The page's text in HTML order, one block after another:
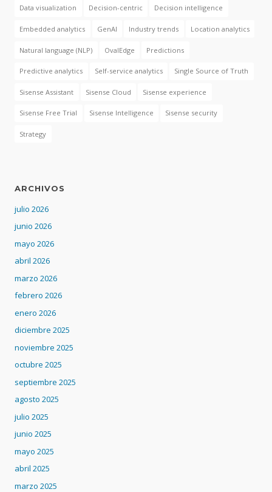
Data visualization Decision-centric Decision intelligence
Embedded analytics GenAI Industry trends Location analytics
Natural language (NLP) OvalEdge Predictions
Predictive analytics Self-service analytics Single Source of Truth
Sisense Assistant Sisense Cloud Sisense experience
Sisense Free Trial Sisense Intelligence Sisense security
Strategy
ARCHIVOS
julio 2026
junio 2026
mayo 2026
abril 2026
marzo 2026
febrero 2026
enero 2026
diciembre 2025
noviembre 2025
octubre 2025
septiembre 2025
agosto 2025
julio 2025
junio 2025
mayo 2025
abril 2025
marzo 2025